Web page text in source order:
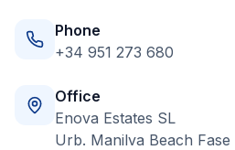
Phone
+34 951 273 680
Office
Enova Estates SL
Urb. Manilva Beach